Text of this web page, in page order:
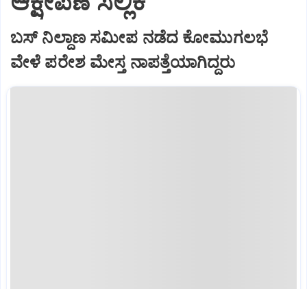
ಬಸ್‌ ನಿಲ್ದಾಣ ಸಮೀಪ ನಡೆದ ಕೋಮುಗಲಭೆ
ವೇಳೆ ಪರೇಶ ಮೇಸ್ತ ನಾಪತ್ತೆಯಾಗಿದ್ದರು